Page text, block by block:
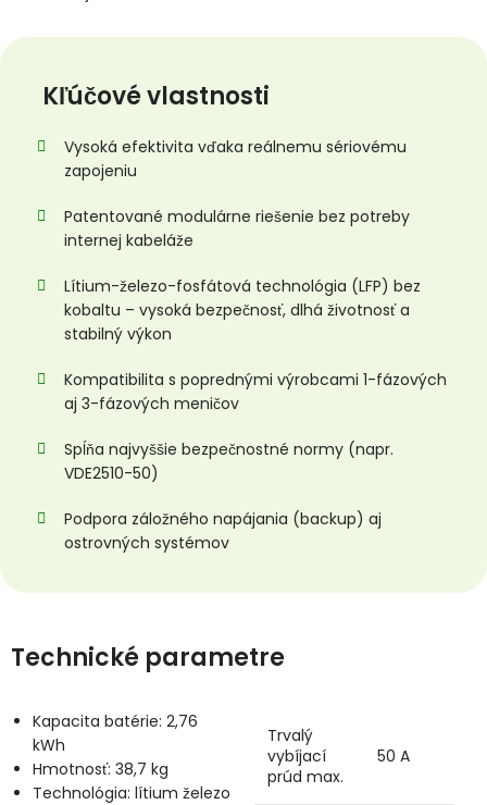
Kľúčové vlastnosti
Vysoká efektivita vďaka reálnemu sériovému
zapojeniu
Patentované modulárne riešenie bez potreby
internej kabeláže
Lítium-železo-fosfátová technológia (LFP) bez
kobaltu – vysoká bezpečnosť, dlhá životnosť a
stabilný výkon
Kompatibilita s poprednými výrobcami 1-fázových
aj 3-fázových meničov
Spĺňa najvyššie bezpečnostné normy (napr.
VDE2510-50)
Podpora záložného napájania (backup) aj
ostrovných systémov
Technické parametre
Kapacita batérie: 2,76
kWh
Hmotnosť: 38,7 kg
Technológia: lítium železo
Trvalý
vybíjací
prúd max.
50 A